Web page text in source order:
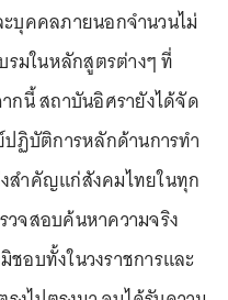
บุคคลภายนอกจำนวนไม่
มในหลักสูตรต่างๆ ที่
กนี้ สถาบันอิศรายังได้จัด
ปฏิบัติการหลักด้านการทำ
สำคัญแก่สังคมไทยในทุก
วจสอบค้นหาความจริง
อบทั้งในวงราชการและ